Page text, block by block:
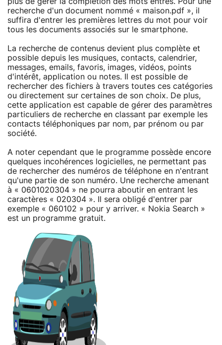
recherche d'un document nommé « maison.pdf », il
suffira d'entrer les premières lettres du mot pour voir
tous les documents associés sur le smartphone.
La recherche de contenus devient plus complète et
possible depuis les musiques, contacts, calendrier,
messages, emails, favoris, images, vidéos, points
d'intérêt, application ou notes. Il est possible de
rechercher des fichiers à travers toutes ces catégories
ou directement sur certaines de son choix. De plus,
cette application est capable de gérer des paramètres
particuliers de recherche en classant par exemple les
contacts téléphoniques par nom, par prénom ou par
société.
A noter cependant que le programme possède encore
quelques incohérences logicielles, ne permettant pas
de rechercher des numéros de téléphone en n'entrant
qu'une partie de son numéro. Une recherche amenant
à « 0601020304 » ne pourra aboutir en entrant les
caractères « 020304 ». Il sera obligé d'entrer par
exemple « 060102 » pour y arriver. « Nokia Search »
est un programme gratuit.